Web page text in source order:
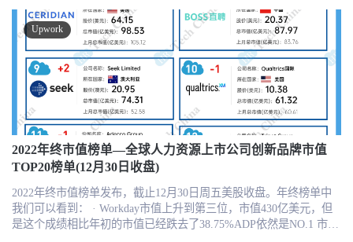
导的新时代，Upwork 正在以极具战略性的步伐，从撮合市场走向平
台化基础设施。在全球人才流动日益复杂、合规要求日益严格的背
景下，其对AI与企业用工服务的双重投资，或将决定它能否在未来
五年里，从“最大自由职业平台”变为“全球工作解决方案平台”的范式
级跃迁者。
的股价应声上涨9.99%，收盘价为$10.24，市值达到13.52亿美元。这
一涨幅显示出投资者对Engine Capital提出的建议充满信心，并期待
公司未来能够通过这些改革实现更大的发展。 结语 作为一家HR科
技媒体，我们将持续关注Upwork未来的改革进展，以及这些改革对
整个自由职业市场和企业用工模式带来的深远影响。Upwork的成功
与否，将成为衡量在线工作市场发展潜力的重要标尺。
工智能技能表明，人们对实施人工智能以解决业务问题所需的技能
有更深入的理解，例如使用大型语言模型（LLM）、提示工程和对
式人工智能相关的顶级客户搜索与生成式人工智能相关的顶级项目
招聘之间存在着强大的联系。 企业的招聘重点从单一的人工智能生
成工具转向人工智能生成应用和服务 在 2023 年 1 月 1 日至 6 月 30
日的六个月期间，Upwork平台上出现了最多的与生成式人工智能相
关的公司搜索，这些公司主要关注单一的生成式人工智能工具。在
此期间，由于 ChatGPT 的全面发布，公众的认知度急剧上升。因
此，在此期间，我们看到 ChatGPT（包括 GPT-3 和 GPT-4）的搜索
量最大。 2023 年 1 月 1 日至 6 月 30 日期间，企业对生成式人工智
能的十大相关搜索： ChatGPT BERT 稳定扩散 张量流 人工智能聊天
机器人 生成式人工智能 图像处理 PyTorch 自然语言处理（NLP） 搜
索 然后分析了同一时间段内各季度公司与生成式人工智能相关搜索
的最高增长率。Upwork发现，随着企业从单一的生成式人工智能工
已经在利用Upwork平台上的人才来支持自身的创新和发展，并很快
看到了帮助其客户与Upwork上的人才建立联系的价值，从而促成了
新的合作关系。两家公司共同确定了 OpenAI 客户最常见的使用案
例，如构建由大型语言模型（LLM）驱动的应用程序、微调模型和
开发以负责任的人工智能为理念的聊天机器人，以及成功所需的关
键技能。两家公司还制定了一套预先审查程序，用于识别参与该计
划的人工智能专家。 Upwork上的OpenAI专家是Upwork人工智能服
务枢纽的延伸，该枢纽将企业与全球人工智能领域最熟练的独立专
业人士联系在一起，并提供新的测试功能和资源，帮助客户在
Upwork上更快、更有效地完成工作。该计划利用Upwork的人才经理
对具有人工智能专业知识和OpenAI平台经验的人才进行预审和策
有经过验证的技能组合和经验。客户可以通过 1:1 咨询或基于项目的
合同与 Upwork 上的 OpenAI 专家合作。 "Upwork市场总经理兼产品
副总裁Dave Bottoms表示："与OpenAI这样的先驱合作，有助于我们
Upwork
2022年终市值榜单—全球人力资源上市公司创新品牌市值
TOP20榜单(12月30日收盘)
2022年终市值榜单发布，截止12月30日周五美股收盘。年终榜单中
我们可以看到： · Workday市值上升到第三位，市值430亿美元，但
是这个成绩相比年初的市值已经跌去了38.75%ADP依然是NO.1 市值